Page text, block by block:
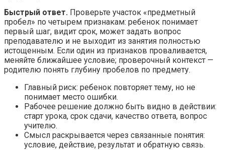
Быстрый ответ. Проверьте участок «предметный
пробел» по четырем признакам: ребенок понимает
первый шаг, видит срок, может задать вопрос
преподавателю и не выходит из занятия полностью
истощенным. Если один из признаков проваливается,
меняйте ближайшее условие; проверочный контекст —
родителю понять глубину пробелов по предмету.
Главный риск: ребенок повторяет тему, но не
понимает место ошибки.
Рабочее решение должно быть видно в действии:
старт урока, срок сдачи, качество ответа, вопрос
учителю.
Смысл раскрывается через связанные понятия:
условие, действие, результат и обратную связь.